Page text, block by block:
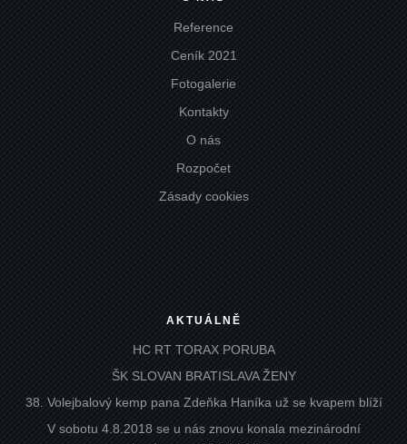
Reference
Ceník 2021
Fotogalerie
Kontakty
O nás
Rozpočet
Zásady cookies
AKTUÁLNĚ
HC RT TORAX PORUBA
ŠK SLOVAN BRATISLAVA ŽENY
38. Volejbalový kemp pana Zdeňka Haníka už se kvapem blíží
V sobotu 4.8.2018 se u nás znovu konala mezinárodní